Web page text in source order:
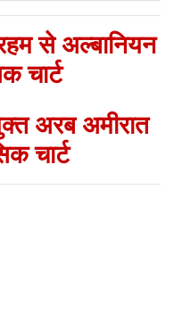
से अल्बानियन
चार्ट
अरब अमीरात
चार्ट